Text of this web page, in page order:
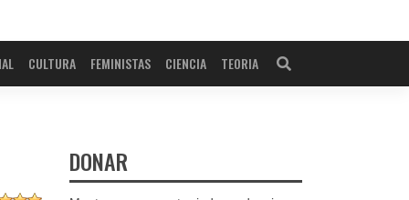
CULTURA FEMINISTAS CIENCIA TEORIA
DONAR